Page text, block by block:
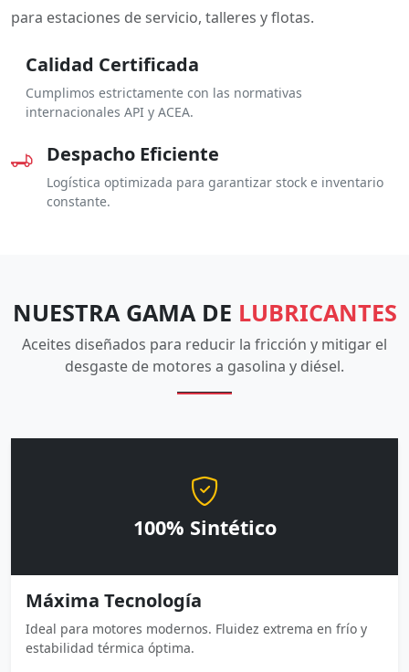
para estaciones de servicio, talleres y flotas.
Calidad Certificada
Cumplimos estrictamente con las normativas
internacionales API y ACEA.
Despacho Eficiente
Logística optimizada para garantizar stock e inventario
constante.
NUESTRA GAMA DE LUBRICANTES
Aceites diseñados para reducir la fricción y mitigar el
desgaste de motores a gasolina y diésel.
100% Sintético
Máxima Tecnología
Ideal para motores modernos. Fluidez extrema en frío y
estabilidad térmica óptima.